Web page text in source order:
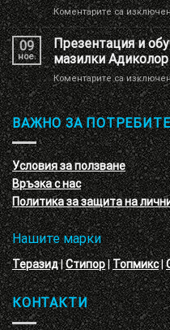
Коментарите са
09
ное.
Презентация и
мазилки
Коментарите са
ВАЖНО ЗА
Условия за ползване
Връзка с нас
Политика за защита на
Нашите марки
Теразид|Стипор|Топмикс|
КОНТАКТИ